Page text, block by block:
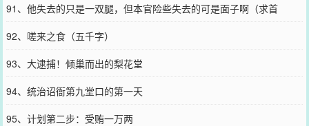
91、他失去的只是一双腿，但本官险些失去的可是面子啊（求首
订！）
92、嗟来之食（五千字）
93、大逮捕！倾巢而出的梨花堂
94、统治诏衙第九堂口的第一天
95、计划第二步：受贿一万两